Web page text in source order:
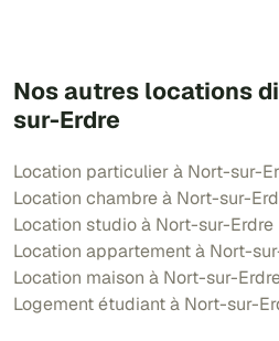
Nos autres locations
sur-Erdre
Location particulier à Nort-sur-
Location chambre à Nort-sur-
Location studio à Nort-sur-Erdre
Location appartement à Nort-
Location maison à Nort-sur-
Logement étudiant à Nort-sur-